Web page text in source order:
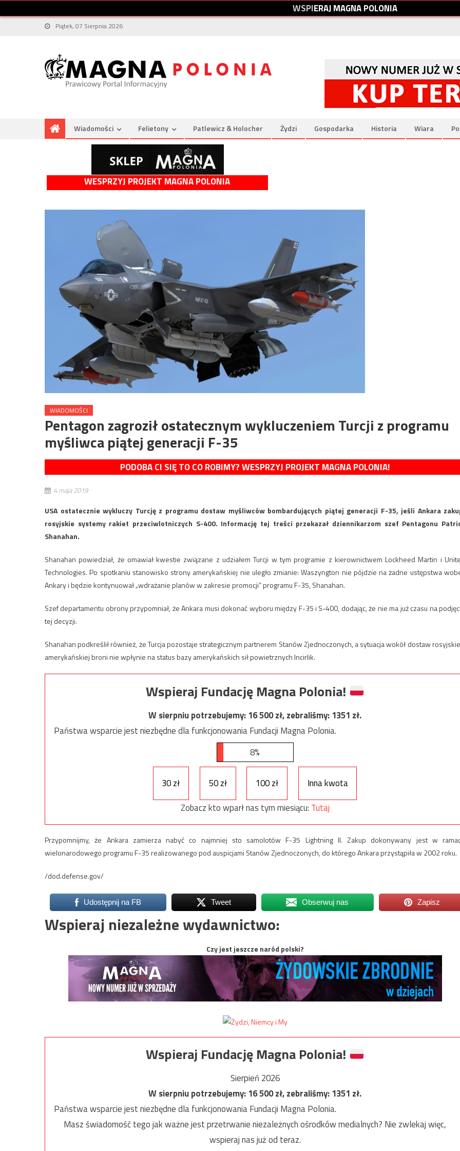
WSPIERAJMAGNAPOLONIA
Piątek, 07 Sierpnia 2026
Wiadomości Felietony Patlewicz & Holocher Żydzi Gospodarka Historia Wiara
WESPRZYJ PROJEKT MAGNA POLONIA
WIADOMOŚCI
Pentagon zagroził ostatecznym wykluczeniem Turcji z programu
myśliwca piątej generacji F-35
PODOBA CI SIĘ TO CO ROBIMY? WESPRZYJ PROJEKT MAGNA POLONIA!
4 maja 2019
USA ostatecznie wykluczy Turcję z programu dostaw myśliwców bombardujących piątej generacji F-35, jeśli Ankara
rosyjskie systemy rakiet przeciwlotniczych S-400. Informację tej treści przekazał dziennikarzom szef Pentagonu
Shanahan.
Shanahan powiedział, że omawiał kwestie związane z udziałem Turcji w tym programie z kierownictwem Lockheed Martin i
Technologies. Po spotkaniu stanowisko strony amerykańskiej nie uległo zmianie: Waszyngton nie pójdzie na żadne ustępstwa
Ankary i będzie kontynuował „wdrażanie planów w zakresie promocji” programu F-35, Shanahan.
Szef departamentu obrony przypomniał, że Ankara musi dokonać wyboru między F-35 i S-400, dodając, że nie ma już czasu na
tej decyzji.
Shanahan podkreślił również, że Turcja pozostaje strategicznym partnerem Stanów Zjednoczonych, a sytuacja wokół dostaw
amerykańskiej broni nie wpłynie na status bazy amerykańskich sił powietrznych Incirlik.
Wspieraj Fundację Magna Polonia!
W sierpniu potrzebujemy:16 500zł, zebraliśmy:1351 zł.
Państwa wsparcie jest niezbędne dla funkcjonowania Fundacji Magna Polonia.
8%
30 zł 50 zł 100 zł
Inna kwota
Zobacz kto wparł nas tym miesiącu: Tutaj
Przypomnijmy, że Ankara zamierza nabyć co najmniej sto samolotów F-35 Lightning II. Zakup dokonywany jest w
wielonarodowego programu F-35 realizowanego pod auspicjami Stanów Zjednoczonych, do którego Ankara przystąpiła w 2002 roku.
/dod.defense.gov/
Udostępnij na FB Tweet Obserwuj nas Zapisz
Wspieraj niezależne wydawnictwo:
Czy jest jeszcze naród polski?
Wspieraj Fundację Magna Polonia!
Sierpień 2026
W sierpniu potrzebujemy:16 500zł, zebraliśmy:1351 zł.
Państwa wsparcie jest niezbędne dla funkcjonowania Fundacji Magna Polonia.
Masz świadomość tego jak ważne jest przetrwanie niezależnych ośrodków medialnych? Nie zwlekaj więc,
wspieraj nas już od teraz.